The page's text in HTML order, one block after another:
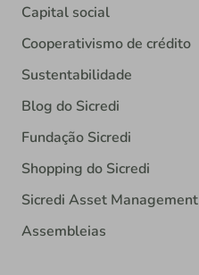
Capital social
Cooperativismo de crédito
Sustentabilidade
Blog do Sicredi
Fundação Sicredi
Shopping do Sicredi
Sicredi Asset Management
Assembleias